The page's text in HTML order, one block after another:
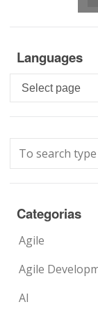
Languages
Languages
Categorias
Agile
Agile
AI